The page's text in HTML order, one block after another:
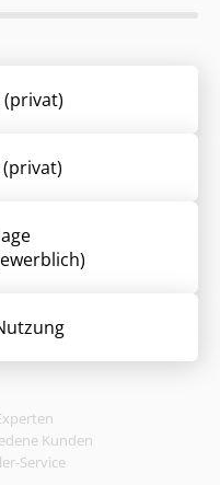
Kunden
Service